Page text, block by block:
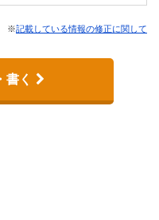
※記載している情報の修正に関して
書く